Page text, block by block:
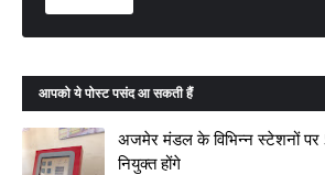
आपको ये पोस्ट पसंद आ सकती हैं
अजमेर मंडल के विभिन्न स्टेशनों पर
नियुक्त होंगे